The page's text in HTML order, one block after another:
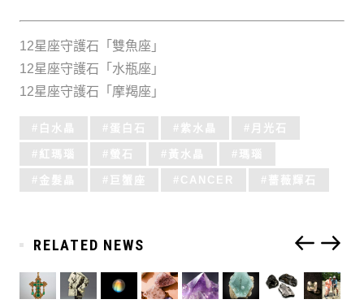
12星座守護石「雙魚座」
12星座守護石「水瓶座」
12星座守護石「摩羯座」
Tagged
with:
白水晶 蛋白石 紫水晶 月光石
紅瑪瑙 螢石 黃水晶 瑪瑙
金髮晶 巨蟹座 CANCER 薔薇輝石
RELATED NEWS